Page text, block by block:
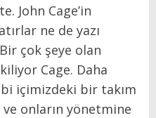
John Cage’in
ne de yazı
çok şeye olan
Cage. Daha
içimizdeki bir takım
onların yönetmine